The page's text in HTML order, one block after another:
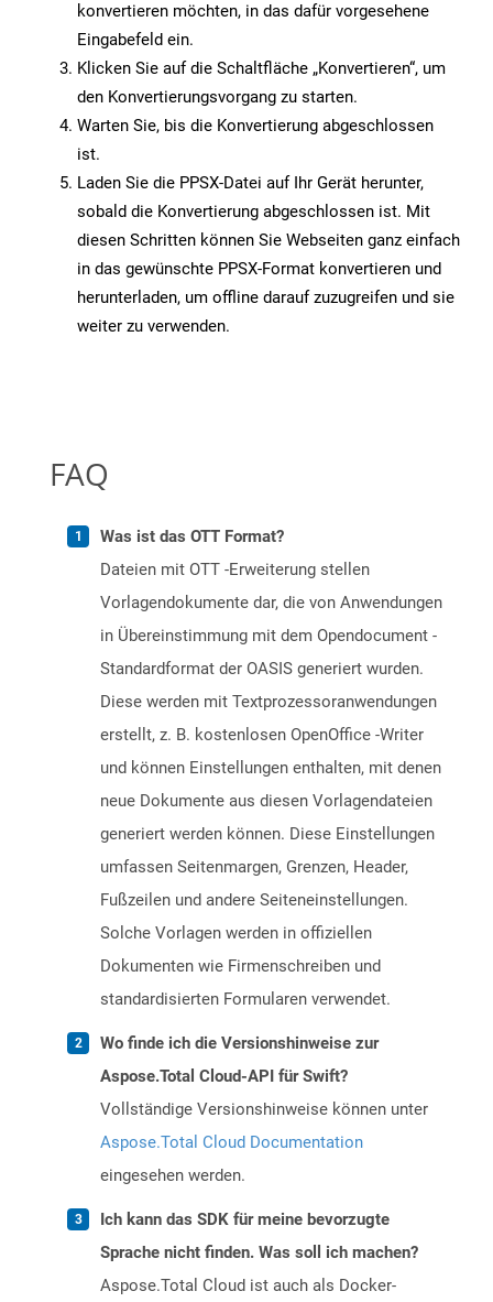
konvertieren möchten, in das dafür vorgesehene
Eingabefeld ein.
Klicken Sie auf die Schaltfläche „Konvertieren“, um
den Konvertierungsvorgang zu starten.
Warten Sie, bis die Konvertierung abgeschlossen
ist.
Laden Sie die PPSX-Datei auf Ihr Gerät herunter,
sobald die Konvertierung abgeschlossen ist. Mit
diesen Schritten können Sie Webseiten ganz einfach
in das gewünschte PPSX-Format konvertieren und
herunterladen, um offline darauf zuzugreifen und sie
weiter zu verwenden.
FAQ
Was ist das OTT Format?
Dateien mit OTT -Erweiterung stellen
Vorlagendokumente dar, die von Anwendungen
in Übereinstimmung mit dem Opendocument -
Standardformat der OASIS generiert wurden.
Diese werden mit Textprozessoranwendungen
erstellt, z. B. kostenlosen OpenOffice -Writer
und können Einstellungen enthalten, mit denen
neue Dokumente aus diesen Vorlagendateien
generiert werden können. Diese Einstellungen
umfassen Seitenmargen, Grenzen, Header,
Fußzeilen und andere Seiteneinstellungen.
Solche Vorlagen werden in offiziellen
Dokumenten wie Firmenschreiben und
standardisierten Formularen verwendet.
Wo finde ich die Versionshinweise zur
Aspose.Total Cloud-API für Swift?
Vollständige Versionshinweise können unter
Aspose.Total Cloud Documentation
eingesehen werden.
Ich kann das SDK für meine bevorzugte
Sprache nicht finden. Was soll ich machen?
Aspose.Total Cloud ist auch als Docker-